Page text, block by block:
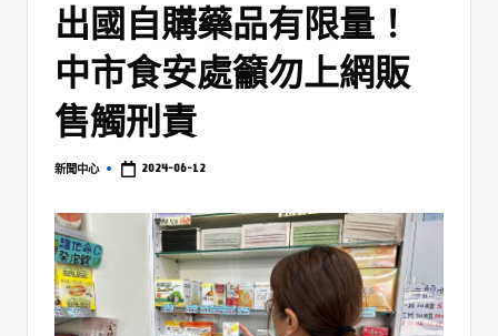
出國自購藥品有限量！
中市食安處籲勿上網販
售觸刑責
新聞中心 2024-06-12